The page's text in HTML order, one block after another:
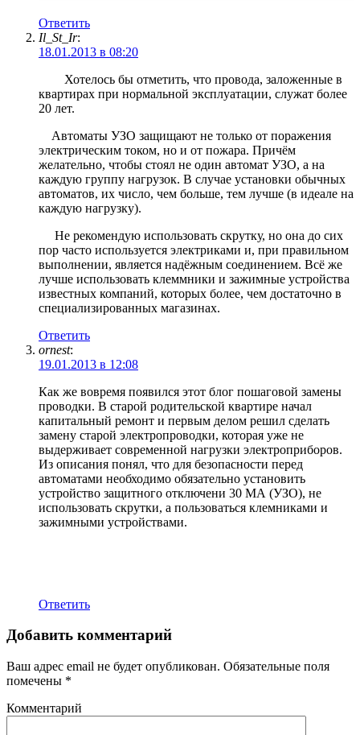
Ответить
Il_St_Ir:
18.01.2013 в 08:20
Хотелось бы отметить, что провода, заложенные в
квартирах при нормальной эксплуатации, служат более
20 лет.
Автоматы УЗО защищают не только от поражения
электрическим током, но и от пожара. Причём
желательно, чтобы стоял не один автомат УЗО, а на
каждую группу нагрузок. В случае установки обычных
автоматов, их число, чем больше, тем лучше (в идеале на
каждую нагрузку).
Не рекомендую использовать скрутку, но она до сих
пор часто используется электриками и, при правильном
выполнении, является надёжным соединением. Всё же
лучше использовать клеммники и зажимные устройства
известных компаний, которых более, чем достаточно в
специализированных магазинах.
Ответить
ornest:
19.01.2013 в 12:08
Как же вовремя появился этот блог пошаговой замены
проводки. В старой родительской квартире начал
капитальный ремонт и первым делом решил сделать
замену старой электропроводки, которая уже не
выдерживает современной нагрузки электроприборов.
Из описания понял, что для безопасности перед
автоматами необходимо обязательно установить
устройство защитного отключени 30 МА (УЗО), не
использовать скрутки, а пользоваться клемниками и
зажимными устройствами.
Ответить
Добавить комментарий
Ваш адрес email не будет опубликован. Обязательные поля
помечены *
Комментарий